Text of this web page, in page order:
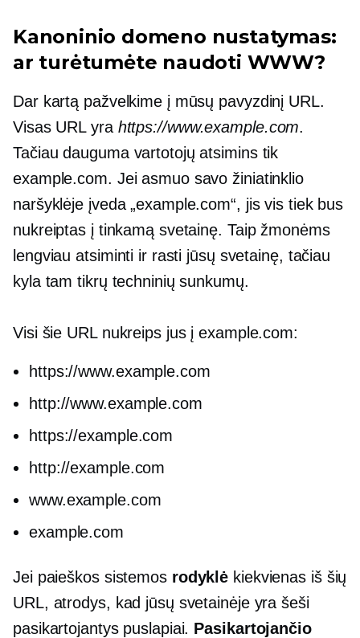
Kanoninio domeno nustatymas:
ar turėtumėte naudoti WWW?
Dar kartą pažvelkime į mūsų pavyzdinį URL.
Visas URL yra https://www.example.com.
Tačiau dauguma vartotojų atsimins tik
example.com. Jei asmuo savo žiniatinklio
naršyklėje įveda „example.com“, jis vis tiek bus
nukreiptas į tinkamą svetainę. Taip žmonėms
lengviau atsiminti ir rasti jūsų svetainę, tačiau
kyla tam tikrų techninių sunkumų.
Visi šie URL nukreips jus į example.com:
https://www.example.com
http://www.example.com
https://example.com
http://example.com
www.example.com
example.com
Jei paieškos sistemos rodyklė kiekvienas iš šių
URL, atrodys, kad jūsų svetainėje yra šeši
pasikartojantys puslapiai. Pasikartojančio